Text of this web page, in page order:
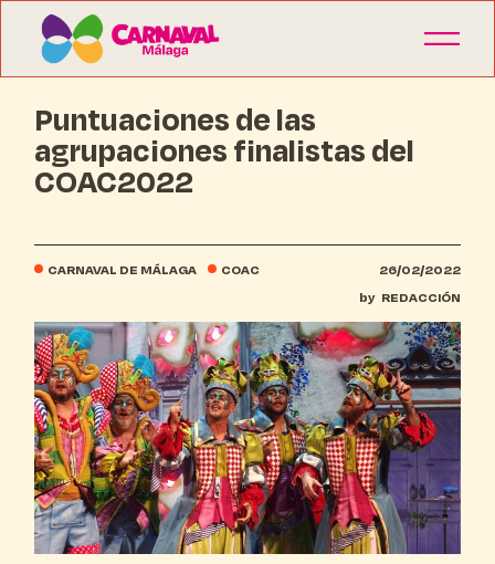
Puntuaciones de las
agrupaciones finalistas del
COAC2022
CARNAVAL DE MÁLAGA COAC
26/02/2022
by REDACCIÓN